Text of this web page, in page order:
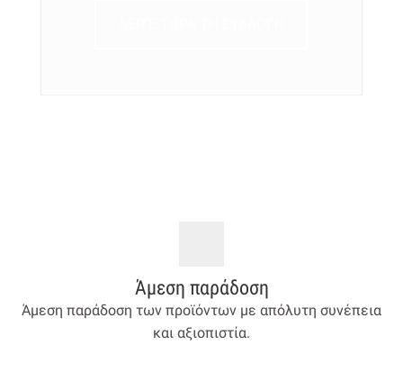
Άμεση παράδοση
Άμεση παράδοση των προϊόντων με απόλυτη συνέπεια
και αξιοπιστία.